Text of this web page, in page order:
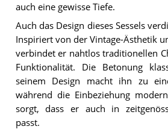
auch eine gewisse Tiefe.
Auch das Design dieses Sessels
Inspiriert von der Vintage-Ästhetik
verbindet er nahtlos traditionellen
Funktionalität. Die Betonung
seinem Design macht ihn zu
während die Einbeziehung
sorgt, dass er auch in
passt.